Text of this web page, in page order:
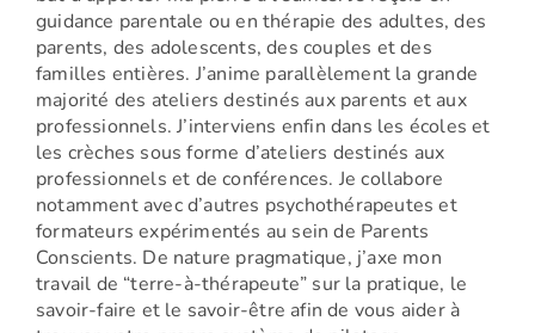
guidance parentale ou en thérapie des adultes, des
parents, des adolescents, des couples et des
familles entières. J’anime parallèlement la grande
majorité des ateliers destinés aux parents et aux
professionnels. J’interviens enfin dans les écoles et
les crèches sous forme d’ateliers destinés aux
professionnels et de conférences. Je collabore
notamment avec d’autres psychothérapeutes et
formateurs expérimentés au sein de Parents
Conscients. De nature pragmatique, j’axe mon
travail de “terre-à-thérapeute” sur la pratique, le
savoir-faire et le savoir-être afin de vous aider à